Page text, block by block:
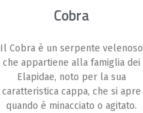
Cobra
Il Cobra è un serpente velenoso
che appartiene alla famiglia dei
Elapidae, noto per la sua
caratteristica cappa, che si apre
quando è minacciato o agitato.